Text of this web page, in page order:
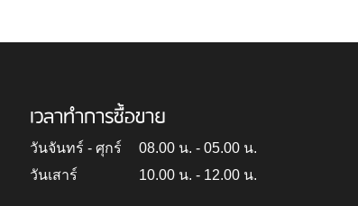
เวลาทำการซื้อขาย
วันจันทร์ - ศุกร์
08.00 น. - 05.00 น.
วันเสาร์
10.00 น. - 12.00 น.